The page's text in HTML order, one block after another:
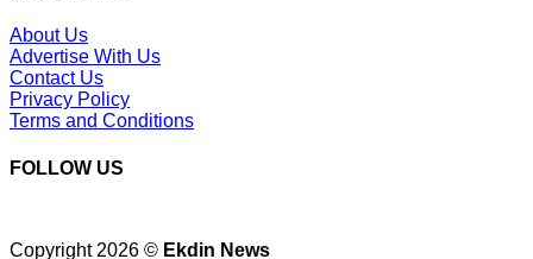
About Us
Advertise With Us
Contact Us
Privacy Policy
Terms and Conditions
FOLLOW US
Copyright 2026 © Ekdin News